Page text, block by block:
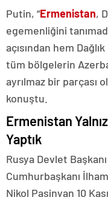
Putin, “Ermenistan,
egemenliğini
açısından hem
tüm bölgelerin
ayrılmaz bir parçası
konuştu.
Ermenistan
Yaptık
Rusya Devlet
Cumhurbaşkanı
Nikol Paşinyan 10